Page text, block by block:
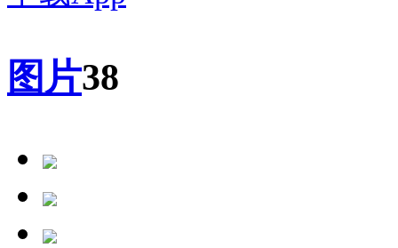
图片38